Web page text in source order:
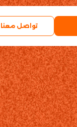
تواصل معنا